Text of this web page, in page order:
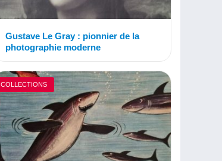
Gustave Le Gray : pionnier de la
photographie moderne
COLLECTIONS